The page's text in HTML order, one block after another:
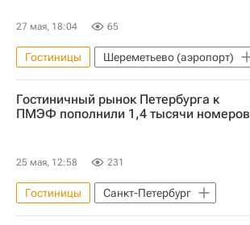
27 мая, 18:04 65
Гостиницы Шереметьево (аэропорт)
Гостиничный рынок Петербурга к
ПМЭФ пополнили 1,4 тысячи номеров
25 мая, 12:58 231
Гостиницы
Санкт-Петербург
Москва
Отели